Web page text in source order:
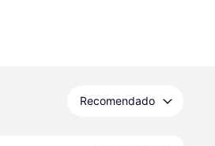
Recomendado